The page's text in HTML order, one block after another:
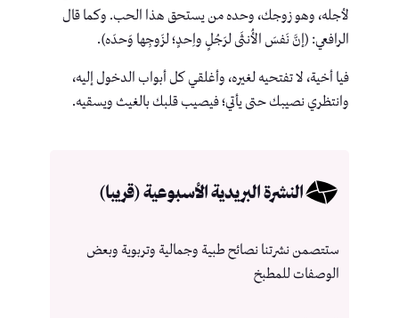
لأجله، وهو زوجك، وحده من يستحق هذا الحب. وكما قال
الرافعي: (إنَّ نَفسَ الأُنثَى لرَجُلٍ واِحدٍ؛ لزَوجِها وَحدَه).
فيا أخية، لا تفتحيه لغيره، وأغلقي كل أبواب الدخول إليه،
وانتظري نصيبك حتى يأتي؛ فيصيب قلبك بالغيث ويسقيه.
النشرة البريدية الأسبوعية (قريبا)
ستتصمن نشرتنا نصائح طبية وجمالية وتربوية وبعض
الوصفات للمطبخ